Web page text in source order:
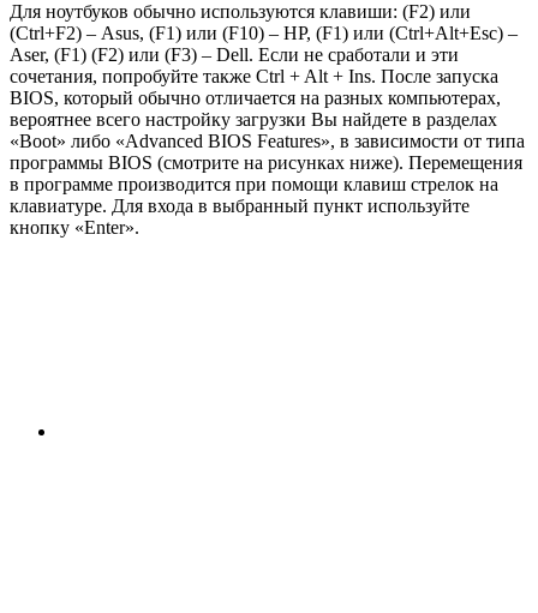
Для ноутбуков обычно используются клавиши: (F2) или
(Ctrl+F2) – Asus, (F1) или (F10) – HP, (F1) или (Ctrl+Alt+Esc) –
Aser, (F1) (F2) или (F3) – Dell. Если не сработали и эти
сочетания, попробуйте также Ctrl + Alt + Ins. После запуска
BIOS, который обычно отличается на разных компьютерах,
вероятнее всего настройку загрузки Вы найдете в разделах
«Boot» либо «Advanced BIOS Features», в зависимости от типа
программы BIOS (смотрите на рисунках ниже). Перемещения
в программе производится при помощи клавиш стрелок на
клавиатуре. Для входа в выбранный пункт используйте
кнопку «Enter».